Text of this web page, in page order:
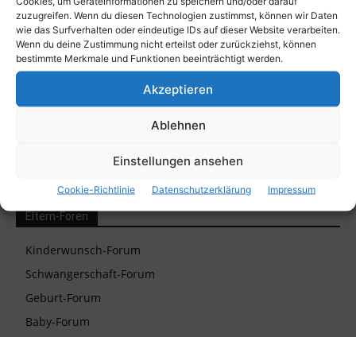
zuzugreifen. Wenn du diesen Technologien zustimmst, können wir Daten
wie das Surfverhalten oder eindeutige IDs auf dieser Website verarbeiten.
Wenn du deine Zustimmung nicht erteilst oder zurückziehst, können
bestimmte Merkmale und Funktionen beeinträchtigt werden.
Akzeptieren
Ablehnen
Einstellungen ansehen
Cookie-Richtlinie Datenschutzerklärung Impressum
Gesundheit Haut hilfe Informationen
kaufen kind Kinder Kosten krankheit
Leben Lernen Mutter Nehmen Patienten
Schwangere schwangerschaft
spielen Tipps
Eltern-Foren
Kinderwunsch-Forum
Schwangerschaft-Forum
Geburt-Forum
Baby-Forum